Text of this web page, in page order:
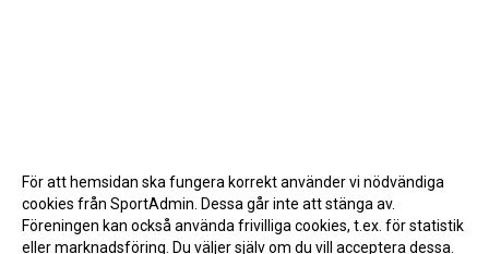
För att hemsidan ska fungera korrekt använder vi nödvändiga
cookies från SportAdmin. Dessa går inte att stänga av.
Föreningen kan också använda frivilliga cookies, t.ex. för statistik
eller marknadsföring. Du väljer själv om du vill acceptera dessa.